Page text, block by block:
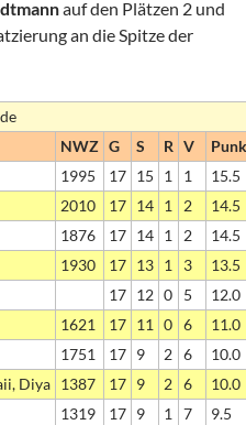
auf den Plätzen 2 und
an die Spitze der
NWZ G S R V
1995 17 15 1 1
15.5
2010 17 14 1 2
14.5
1876 17 14 1 2
14.5
1930 17 13 1 3
13.5
17 12 0 5
12.0
1621 17 11 0 6
11.0
1751 17 9 2 6
10.0
Diya 1387 17 9 2 6
10.0
1319 17 9 1 7
9.5